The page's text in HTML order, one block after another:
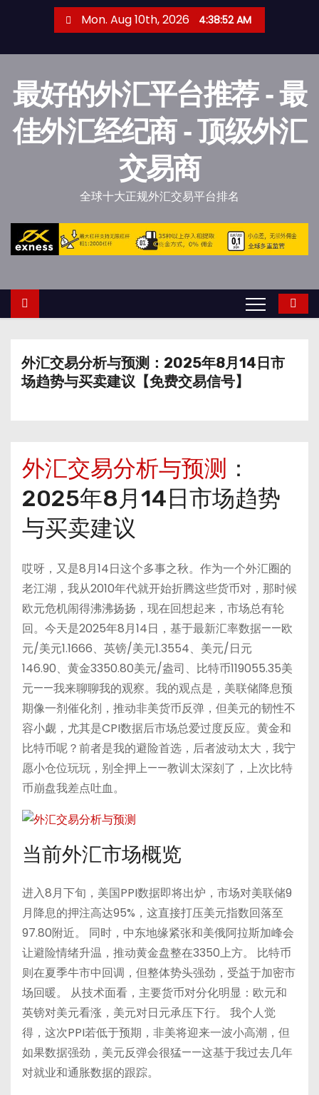
Mon. Aug 10th, 2026 4:38:53 AM
最好的外汇平台推荐 - 最
佳外汇经纪商 - 顶级外汇
交易商
全球十大正规外汇交易平台排名
外汇交易分析与预测：2025年8月14日市
场趋势与买卖建议【免费交易信号】
外汇交易分析与预测 ：
2025年8月14日市场趋势
与买卖建议
哎呀，又是8月14日这个多事之秋。作为一个外汇圈的
老江湖，我从2010年代就开始折腾这些货币对，那时候
欧元危机闹得沸沸扬扬，现在回想起来，市场总有轮
回。今天是2025年8月14日，基于最新汇率数据——欧
元/美元1.1666、英镑/美元1.3554、美元/日元
146.90、黄金3350.80美元/盎司、比特币119055.35美
元——我来聊聊我的观察。我的观点是，美联储降息预
期像一剂催化剂，推动非美货币反弹，但美元的韧性不
容小觑，尤其是CPI数据后市场总爱过度反应。黄金和
比特币呢？前者是我的避险首选，后者波动太大，我宁
愿小仓位玩玩，别全押上——教训太深刻了，上次比特
币崩盘我差点吐血。
当前外汇市场概览
进入8月下旬，美国PPI数据即将出炉，市场对美联储9
月降息的押注高达95%，这直接打压美元指数回落至
97.80附近。 同时，中东地缘紧张和美俄阿拉斯加峰会
让避险情绪升温，推动黄金盘整在3350上方。 比特币
则在夏季牛市中回调，但整体势头强劲，受益于加密市
场回暖。 从技术面看，主要货币对分化明显：欧元和
英镑对美元看涨，美元对日元承压下行。 我个人觉
得，这次PPI若低于预期，非美将迎来一波小高潮，但
如果数据强劲，美元反弹会很猛——这基于我过去几年
对就业和通胀数据的跟踪。